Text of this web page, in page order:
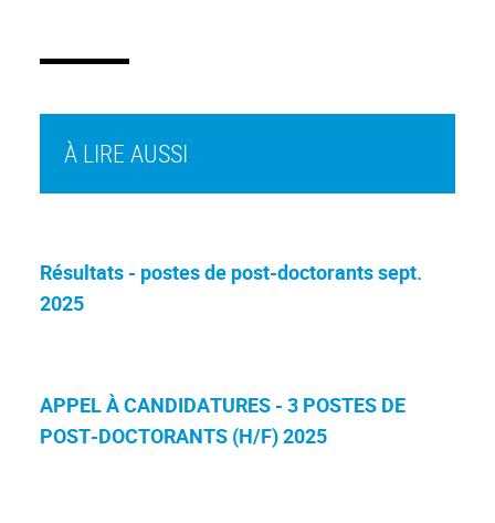
À LIRE AUSSI
Résultats - postes de post-doctorants sept.
2025
APPEL À CANDIDATURES - 3 POSTES DE
POST-DOCTORANTS (H/F) 2025